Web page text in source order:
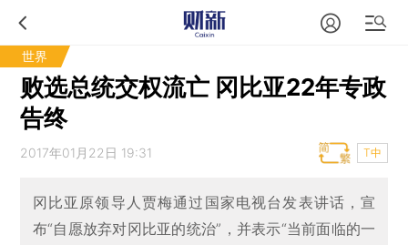
世界
败选总统交权流亡 冈比亚22年专政
告终
2017年01月22日 19:31 T中
冈比亚原领导人贾梅通过国家电视台发表讲话，宣
布“自愿放弃对冈比亚的统治”，并表示“当前面临的一